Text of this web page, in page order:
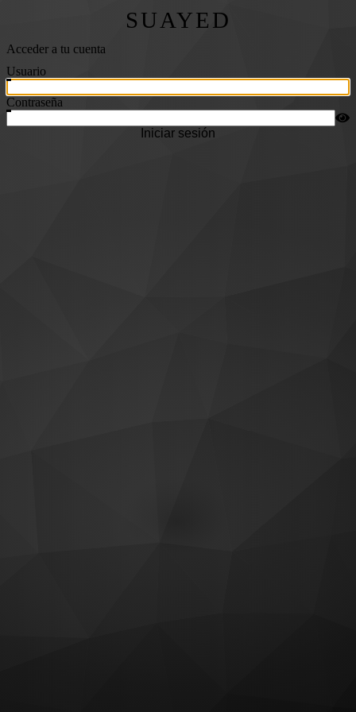
SUAYED
Acceder a tu cuenta
Usuario
Contraseña
Iniciar sesión